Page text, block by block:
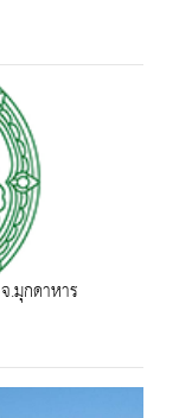
มุกดาหาร